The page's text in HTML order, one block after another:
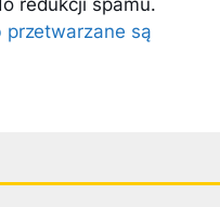
przetwarzane są